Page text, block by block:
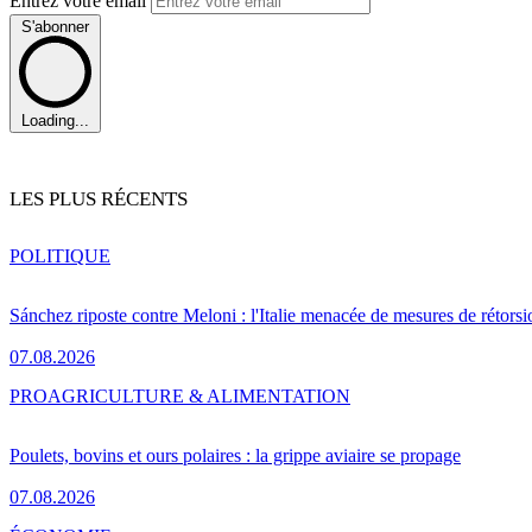
S'abonner
Loading...
LES PLUS RÉCENTS
Sánchez riposte contre Meloni : l'Italie menacée de mesures de
07.08.2026
POLITIQUE
Poulets, bovins et ours polaires : la grippe aviaire se propage
07.08.2026
PROAGRICULTURE & ALIMENTATION